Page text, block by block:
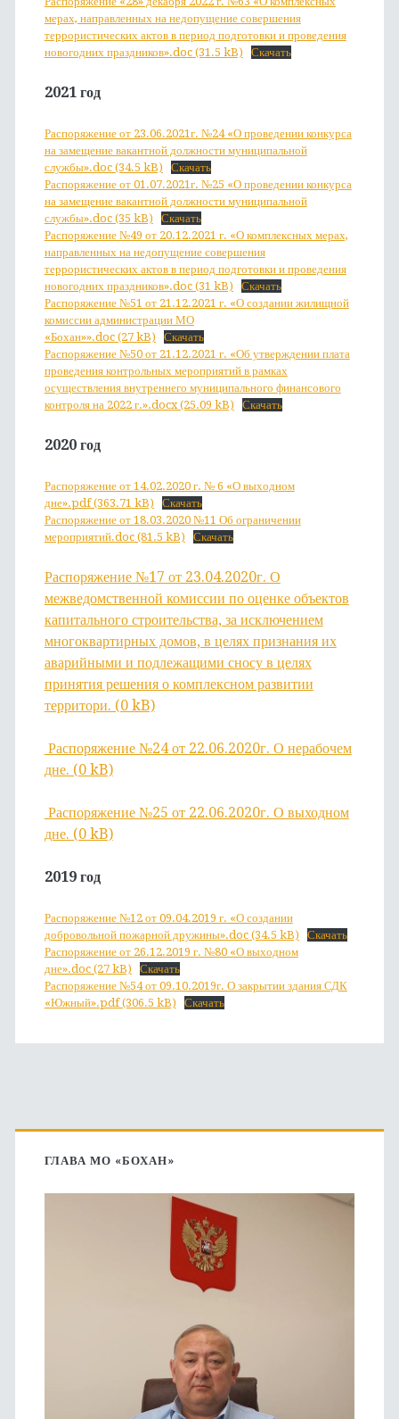
мерах, направленных на недопущение совершения
террористических актов в период подготовки и проведения
новогодних праздников».doc (31.5 kB)
Скачать
2021 год
Распоряжение от 23.06.2021г. №24 «О проведении конкурса
на замещение вакантной должности муниципальной
службы».doc (34.5 kB)
Скачать
Распоряжение от 01.07.2021г. №25 «О проведении конкурса
на замещение вакантной должности муниципальной
службы».doc (35 kB)
Скачать
Распоряжение №49 от 20.12.2021 г. «О комплексных мерах,
направленных на недопущение совершения
террористических актов в период подготовки и проведения
новогодних праздников».doc (31 kB)
Скачать
Распоряжение №51 от 21.12.2021 г. «О создании жилищной
комиссии администрации МО
«Бохан»».doc (27 kB)
Скачать
Распоряжение №50 от 21.12.2021 г. «Об утверждении плата
проведения контрольных мероприятий в рамках
осуществления внутреннего муниципального финансового
контроля на 2022 г.».docx (25.09 kB)
Скачать
2020 год
Распоряжение от 14.02.2020 г. № 6 «О выходном
дне».pdf (363.71 kB)
Скачать
Распоряжение от 18.03.2020 №11 Об ограничении
мероприятий.doc (81.5 kB)
Скачать
Распоряжение №17 от 23.04.2020г. О
межведомственной комиссии по оценке объектов
капитального строительства, за исключением
многоквартирных домов, в целях признания их
аварийными и подлежащими сносу в целях
принятия решения о комплексном развитии
территори. (0 kB)
Распоряжение №24 от 22.06.2020г. О нерабочем
дне. (0 kB)
Распоряжение №25 от 22.06.2020г. О выходном
дне. (0 kB)
2019 год
Распоряжение №12 от 09.04.2019 г. «О создании
добровольной пожарной дружины».doc (34.5 kB)
Скачать
Распоряжение от 26.12.2019 г. №80 «О выходном
дне».doc (27 kB)
Скачать
Распоряжение №54 от 09.10.2019г. О закрытии здания СДК
«Южный».pdf (306.5 kB)
Скачать
Основная
боковая
ГЛАВА МО «БОХАН»